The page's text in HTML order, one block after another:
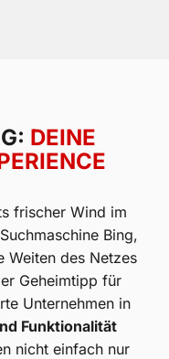
DEINE
frischer Wind im
Bing,
Weiten des Netzes
Geheimtipp für
Unternehmen in
Funktionalität
nicht einfach nur